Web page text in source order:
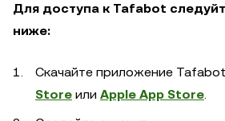
Для доступа к Tafabot
ниже:
Скачайте приложение
Store или Apple App Store.